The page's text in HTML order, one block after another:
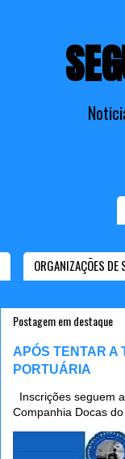
ORGANIZAÇÕES DE
Postagem em destaque
APÓS TENTAR A
PORTUÁRIA
Inscrições seguem
Companhia Docas do